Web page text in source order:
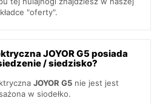
"oferty".
JOYOR G5 posiada
/ siedzisko?
JOYOR G5 nie jest jest
w siodełko.